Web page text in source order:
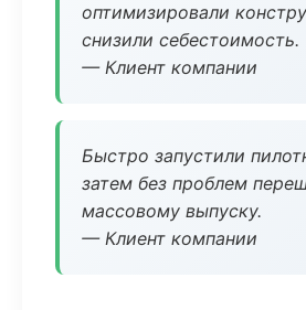
оптимизировали
снизили себестоимость.
— Клиент компании
Быстро запустили
затем без проблем
массовому выпуску.
— Клиент компании